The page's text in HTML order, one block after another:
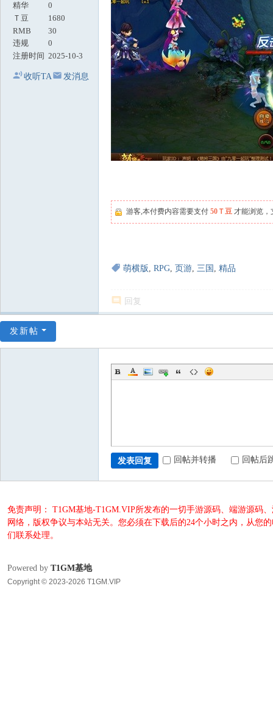
精华
0
Ｔ豆
1680
RMB
30
违规
0
注册时间 2025-10-3
收听TA 发消息
游客,本付费内容需要支付 50Ｔ豆 才能浏览，
萌横版 , RPG, 页游, 三国 , 精品
回复
发新帖
发表回复 回帖并转播 回帖后
免责声明： T1GM基地-T1GM.VIP所发布的一切手游源码、端游源码
网络，版权争议与本站无关。您必须在下载后的24个小时之内，从您
们联系处理。
Powered by T1GM基地
Copyright © 2023-2026 T1GM.VIP